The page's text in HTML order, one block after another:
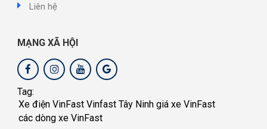
Liên hệ
MẠNG XÃ HỘI
Tag:
Xe điện VinFast Vinfast Tây Ninh giá xe VinFast
các dòng xe VinFast